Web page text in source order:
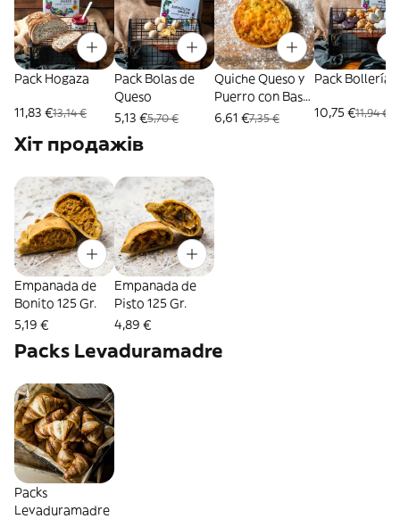
Pack Hogaza
11,83 €13,14 €
Pack Bolas de
Queso
5,13 €5,70 €
Quiche Queso y
Puerro con Base
125 Gr.
6,61 €7,35 €
Pack Bollería
10,75 €11,94 €
Хіт продажів
Empanada de
Bonito 125 Gr.
5,19 €
Empanada de
Pisto 125 Gr.
4,89 €
Packs Levaduramadre
Packs
Levaduramadre